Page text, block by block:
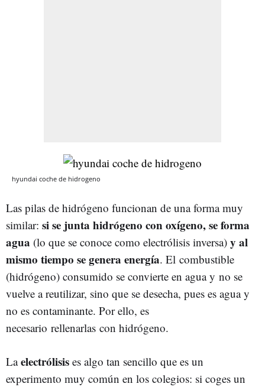
hyundai coche de hidrogeno
Las pilas de hidrógeno funcionan de una forma muy
similar: si se junta hidrógeno con oxígeno, se forma
agua (lo que se conoce como electrólisis inversa) y al
mismo tiempo se genera energía. El combustible
(hidrógeno) consumido se convierte en agua y no se
vuelve a reutilizar, sino que se desecha, pues es agua y
no es contaminante. Por ello, es
necesario rellenarlas con hidrógeno.
Laelectrólisis es algo tan sencillo que es un
experimento muy común en los colegios: si coges un